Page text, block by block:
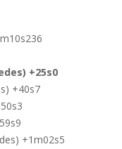
+25s0
+40s7
+1m02s5